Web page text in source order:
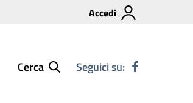
Accedi
Cerca Seguici su: